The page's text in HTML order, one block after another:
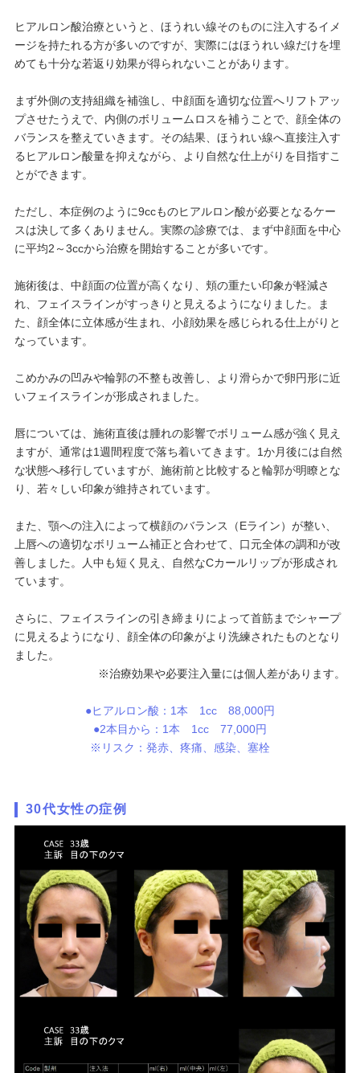
ヒアルロン酸治療というと、ほうれい線そのものに注入するイメ
ージを持たれる方が多いのですが、実際にはほうれい線だけを埋
めても十分な若返り効果が得られないことがあります。
まず外側の支持組織を補強し、中顔面を適切な位置へリフトアッ
プさせたうえで、内側のボリュームロスを補うことで、顔全体の
バランスを整えていきます。その結果、ほうれい線へ直接注入す
るヒアルロン酸量を抑えながら、より自然な仕上がりを目指すこ
とができます。
ただし、本症例のように9ccものヒアルロン酸が必要となるケー
スは決して多くありません。実際の診療では、まず中顔面を中心
に平均2～3ccから治療を開始することが多いです。
施術後は、中顔面の位置が高くなり、頬の重たい印象が軽減さ
れ、フェイスラインがすっきりと見えるようになりました。ま
た、顔全体に立体感が生まれ、小顔効果を感じられる仕上がりと
なっています。
こめかみの凹みや輪郭の不整も改善し、より滑らかで卵円形に近
いフェイスラインが形成されました。
唇については、施術直後は腫れの影響でボリューム感が強く見え
ますが、通常は1週間程度で落ち着いてきます。1か月後には自然
な状態へ移行していますが、施術前と比較すると輪郭が明瞭とな
り、若々しい印象が維持されています。
また、顎への注入によって横顔のバランス（Eライン）が整い、
上唇への適切なボリューム補正と合わせて、口元全体の調和が改
善しました。人中も短く見え、自然なCカールリップが形成され
ています。
さらに、フェイスラインの引き締まりによって首筋までシャープ
に見えるようになり、顔全体の印象がより洗練されたものとなり
ました。
※治療効果や必要注入量には個人差があります。
●ヒアルロン酸：1本 1cc 88,000円
●2本目から：1本 1cc 77,000円
※リスク：発赤、疼痛、感染、塞栓
30代女性の症例